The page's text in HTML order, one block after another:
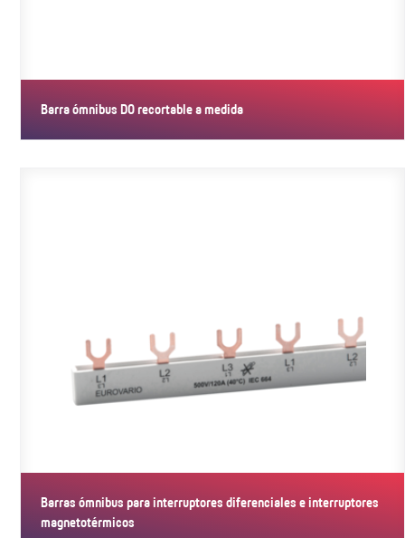
Barra ómnibus D0 recortable a medida
Las barras ómnibus recortables a medida de esta serie están
Barras ómnibus para interruptores diferenciales e interruptores
magnetotérmicos